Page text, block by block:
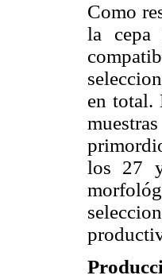
Como
la cepa
en total.
los 27